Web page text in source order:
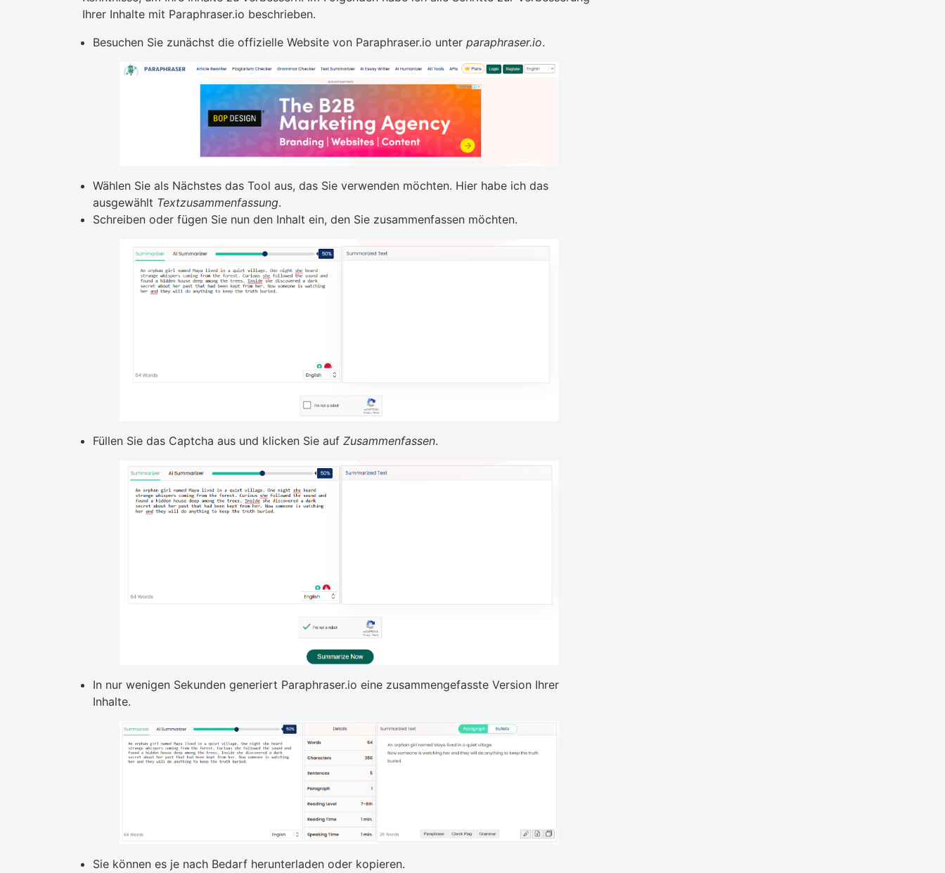
Ihrer Inhalte mit Paraphraser.io beschrieben.
Besuchen Sie zunächst die offizielle Website von Paraphraser.io unter paraphraser.io.
Wählen Sie als Nächstes das Tool aus, das Sie verwenden möchten. Hier habe ich das
ausgewählt Textzusammenfassung.
Schreiben oder fügen Sie nun den Inhalt ein, den Sie zusammenfassen möchten.
Füllen Sie das Captcha aus und klicken Sie auf Zusammenfassen.
In nur wenigen Sekunden generiert Paraphraser.io eine zusammengefasste Version Ihrer
Inhalte.
Sie können es je nach Bedarf herunterladen oder kopieren.